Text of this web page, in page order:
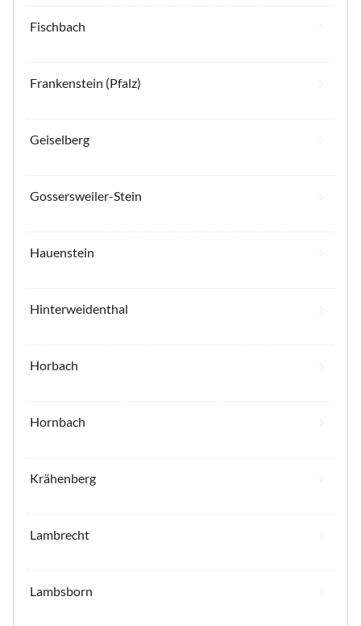
Fischbach
Frankenstein (Pfalz)
Geiselberg
Gossersweiler-Stein
Hauenstein
Hinterweidenthal
Horbach
Hornbach
Krähenberg
Lambrecht
Lambsborn